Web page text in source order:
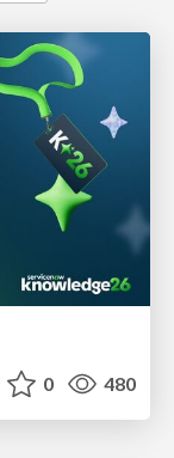
0 480